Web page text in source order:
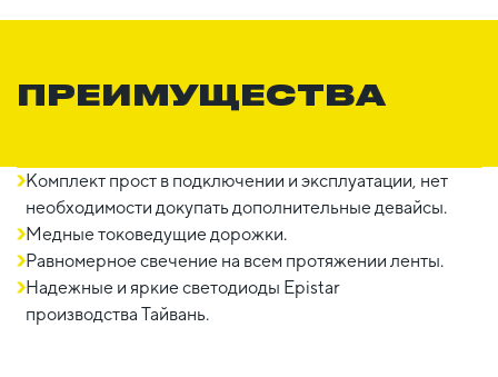
ПРЕИМУЩЕСТВА
Комплект прост в подключении и эксплуатации, нет
необходимости докупать дополнительные девайсы.
Медные токоведущие дорожки.
Равномерное свечение на всем протяжении ленты.
Надежные и яркие светодиоды Epistar
производства Тайвань.